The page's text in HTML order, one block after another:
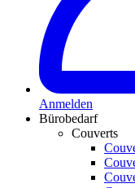
Anmelden
Bürobedarf
Couverts